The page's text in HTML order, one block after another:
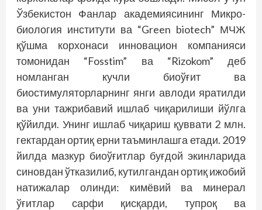
Ўзбекистон Фанлар академиясининг Микро­
биология инс­титути ва “Green biotech” МЧЖ
қўшма корхонаси инновацион компанияси
томонидан “Fosstim” ва “Rizokom” деб
номланган кучли биоўғит ва
биостимуляторларнинг янги авлоди яратилди
ва уни тажрибавий ишлаб чиқарилиши йўлга
қўйилди. Унинг ишлаб чиқариш қуввати 2 млн.
гектардан ортиқ ерни таъминлашга етади. 2019
йилда мазкур биоўғитлар буғдой экинларида
синовдан ўтказилиб, кутилгандан ортиқ ижобий
натижалар олинди: кимёвий ва минерал
ўғитлар сарфи қисқарди, тупроқ ва